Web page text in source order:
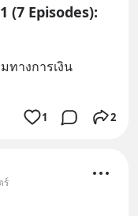
(7 Episodes):
ทางการเงิน
1 2
ร์